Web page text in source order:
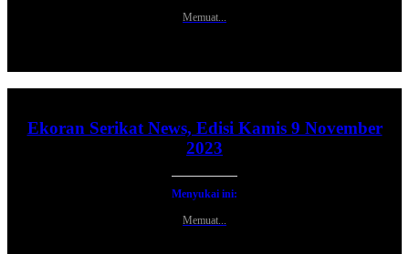
Memuat...
Ekoran Serikat News, Edisi Kamis 9 November
2023
Menyukai ini:
Memuat...